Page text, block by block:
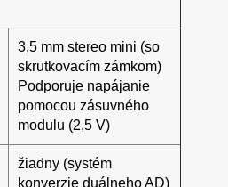
3,5 mm stereo mini (so
skrutkovacím zámkom)
Podporuje napájanie
pomocou zásuvného
modulu (2,5 V)
žiadny (systém
konverzie duálneho AD)